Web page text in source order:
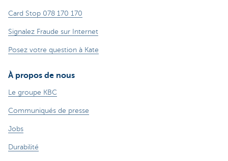
Card Stop 078 170 170
Signalez Fraude sur Internet
Posez votre question à Kate
À propos de nous
Le groupe KBC
Communiqués de presse
Jobs
Durabilité